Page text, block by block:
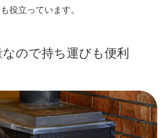
役立っています。
ので持ち運びも便利